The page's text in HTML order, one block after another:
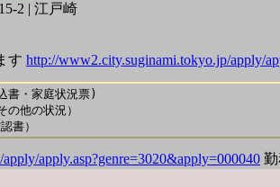
2 | 江戸崎
す http://www2.city.suginami.tokyo.jp/apply/
書・家庭状況票)
他の状況）
apply.asp?genre=3020&apply=000040